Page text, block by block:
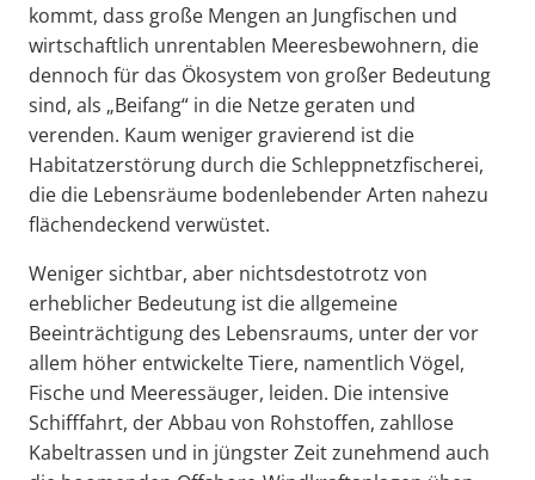
kommt, dass große Mengen an Jungfischen und
wirtschaftlich unrentablen Meeresbewohnern, die
dennoch für das Ökosystem von großer Bedeutung
sind, als „Beifang“ in die Netze geraten und
verenden. Kaum weniger gravierend ist die
Habitatzerstörung durch die Schleppnetzfischerei,
die die Lebensräume bodenlebender Arten nahezu
flächendeckend verwüstet.
Weniger sichtbar, aber nichtsdestotrotz von
erheblicher Bedeutung ist die allgemeine
Beeinträchtigung des Lebensraums, unter der vor
allem höher entwickelte Tiere, namentlich Vögel,
Fische und Meeressäuger, leiden. Die intensive
Schifffahrt, der Abbau von Rohstoffen, zahllose
Kabeltrassen und in jüngster Zeit zunehmend auch